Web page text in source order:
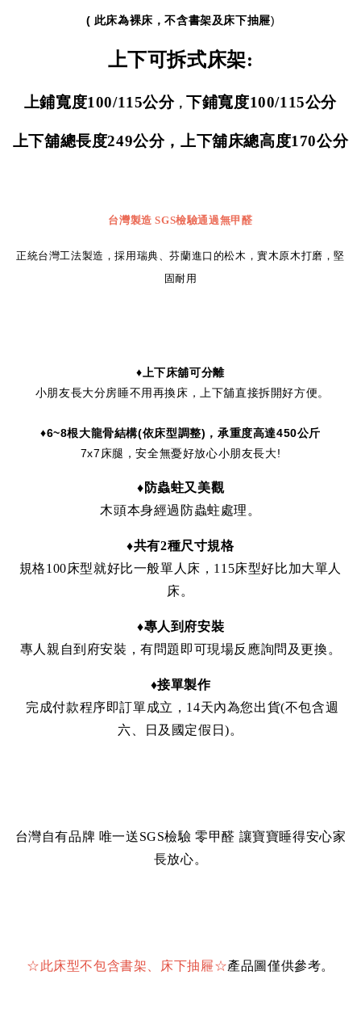
( 此床為裸床，不含書架及床下抽屜)
上下可拆式床架:
上鋪寬度100/115公分， 下鋪寬度100/115公分
上下舖總長度249公分，上下舖床總高度170公分
台灣製造 SGS檢驗通過無甲醛
正統台灣工法製造，採用瑞典、芬蘭進口的松木，實木原木打磨，堅
固耐用
♦上下床舖可分離
小朋友長大分房睡不用再換床，上下舖直接拆開好方便。
♦6~8根大龍骨結構(依床型調整) ，承重度高達450公斤
7x7床腿，安全無憂好放心小朋友長大!
♦ 防蟲蛀又美觀
木頭本身經過防蟲蛀處理。
♦共有2種尺寸規格
規格100床型就好比一般單人床，115床型好比加大單人
床。
♦專人到府安裝
專人親自到府安裝，有問題即可現場反應詢問及更換。
♦接單製作
完成付款程序即訂單成立，14天內為您出貨(不包含週
六、日及國定假日)。
台灣自有品牌 唯一送SGS檢驗 零甲醛 讓寶寶睡得安心家
長放心。
☆此床型不包含書架、床下抽屜☆產品圖僅供參考。